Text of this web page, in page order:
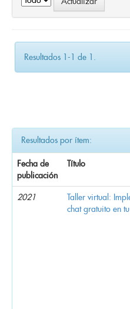
Resultados 1-1 de 1.
Resultados por ítem:
Fecha de
publicación
Título
2021
Taller virtual:
chat gratuito en